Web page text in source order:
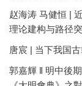
赵海涛 马健恒 |
理论建构与路径
唐宸 | 当下我国
郭嘉輝 ‖ 明中後